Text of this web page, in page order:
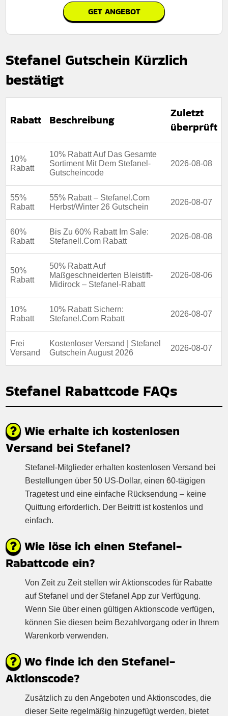
GET ANGEBOT
Mindestkaufbetrag:Keine mindestausgaben
Berechtigung:
Nicht mit anderen Aktionen kombinierbar
Weitere Informationen finden Sie in den
Stefanel Gutschein Kürzlich
bestätigt
Rabatt Beschreibung
Zuletzt
überprüft
10%
Rabatt
10% Rabatt Auf Das Gesamte
Sortiment Mit Dem Stefanel-
Gutscheincode
2026-08-08
55%
Rabatt
55% Rabatt – Stefanel.Com
Herbst/Winter 26 Gutschein
2026-08-07
60%
Rabatt
Bis Zu 60% Rabatt Im Sale:
Stefanell.Com Rabatt
2026-08-08
50%
Rabatt
50% Rabatt Auf
Maßgeschneiderten Bleistift-
Midirock – Stefanel-Rabatt
2026-08-06
10%
Rabatt
10% Rabatt Sichern:
Stefanel.Com Rabatt
2026-08-07
Frei
Versand
Kostenloser Versand | Stefanel
Gutschein August 2026
2026-08-07
Stefanel Rabattcode FAQs
Wie erhalte ich kostenlosen
Versand bei Stefanel?
Stefanel-Mitglieder erhalten kostenlosen Versand bei
Bestellungen über 50 US-Dollar, einen 60-tägigen
Tragetest und eine einfache Rücksendung – keine
Quittung erforderlich. Der Beitritt ist kostenlos und
einfach.
Wie löse ich einen Stefanel-
Rabattcode ein?
Von Zeit zu Zeit stellen wir Aktionscodes für Rabatte
auf Stefanel und der Stefanel App zur Verfügung.
Wenn Sie über einen gültigen Aktionscode verfügen,
können Sie diesen beim Bezahlvorgang oder in Ihrem
Warenkorb verwenden.
Wo finde ich den Stefanel-
Aktionscode?
Zusätzlich zu den Angeboten und Aktionscodes, die
dieser Seite regelmäßig hinzugefügt werden, bietet